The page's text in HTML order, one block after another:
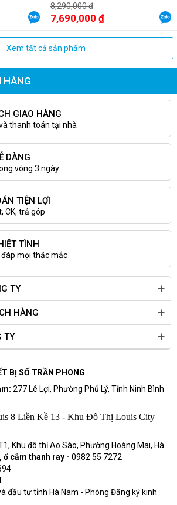
8,290,000 đ
7,690,000 ₫
Xem tất cả sản phẩm
HÀNG
GIAO HÀNG
thanh toán tại nhà
DÀNG
vòng 3 ngày
TIỆN LỢI
CK, trả góp
TÌNH
mọi thắc mắc
TY
HÀNG
TY
BỊ SỐ TRẦN PHONG
277 Lê Lợi, Phường Phủ Lý, Tỉnh Ninh Bình
8 Liền Kề 13 - Khu Đô Thị Louis City
Khu đô thị Ao Sào, Phường Hoàng Mai, Hà
ổ cắm thanh ray - 0982 55 7272
đầu tư tỉnh Hà Nam - Phòng Đăng ký kinh